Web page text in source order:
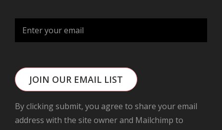
JOIN OUR EMAIL LIST
By clicking submit, you agree to share your email
address with the site owner and Mailchimp to